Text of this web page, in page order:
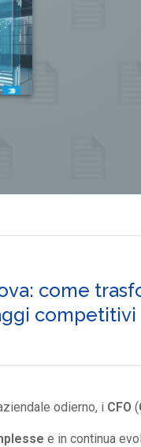
come
competitivi
odierno, i CFO (
e in continua